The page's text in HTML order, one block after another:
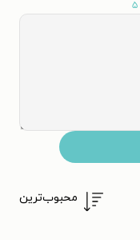
۵
محبوب‌ترین